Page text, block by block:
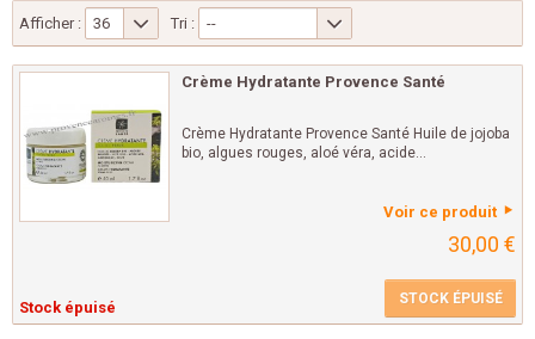
Afficher : 36 Tri : --
Crème Hydratante Provence Santé
Crème Hydratante Provence Santé Huile de jojoba
bio, algues rouges, aloé véra, acide...
Voir ce produit
30,00 €
Stock épuisé STOCK ÉPUISÉ